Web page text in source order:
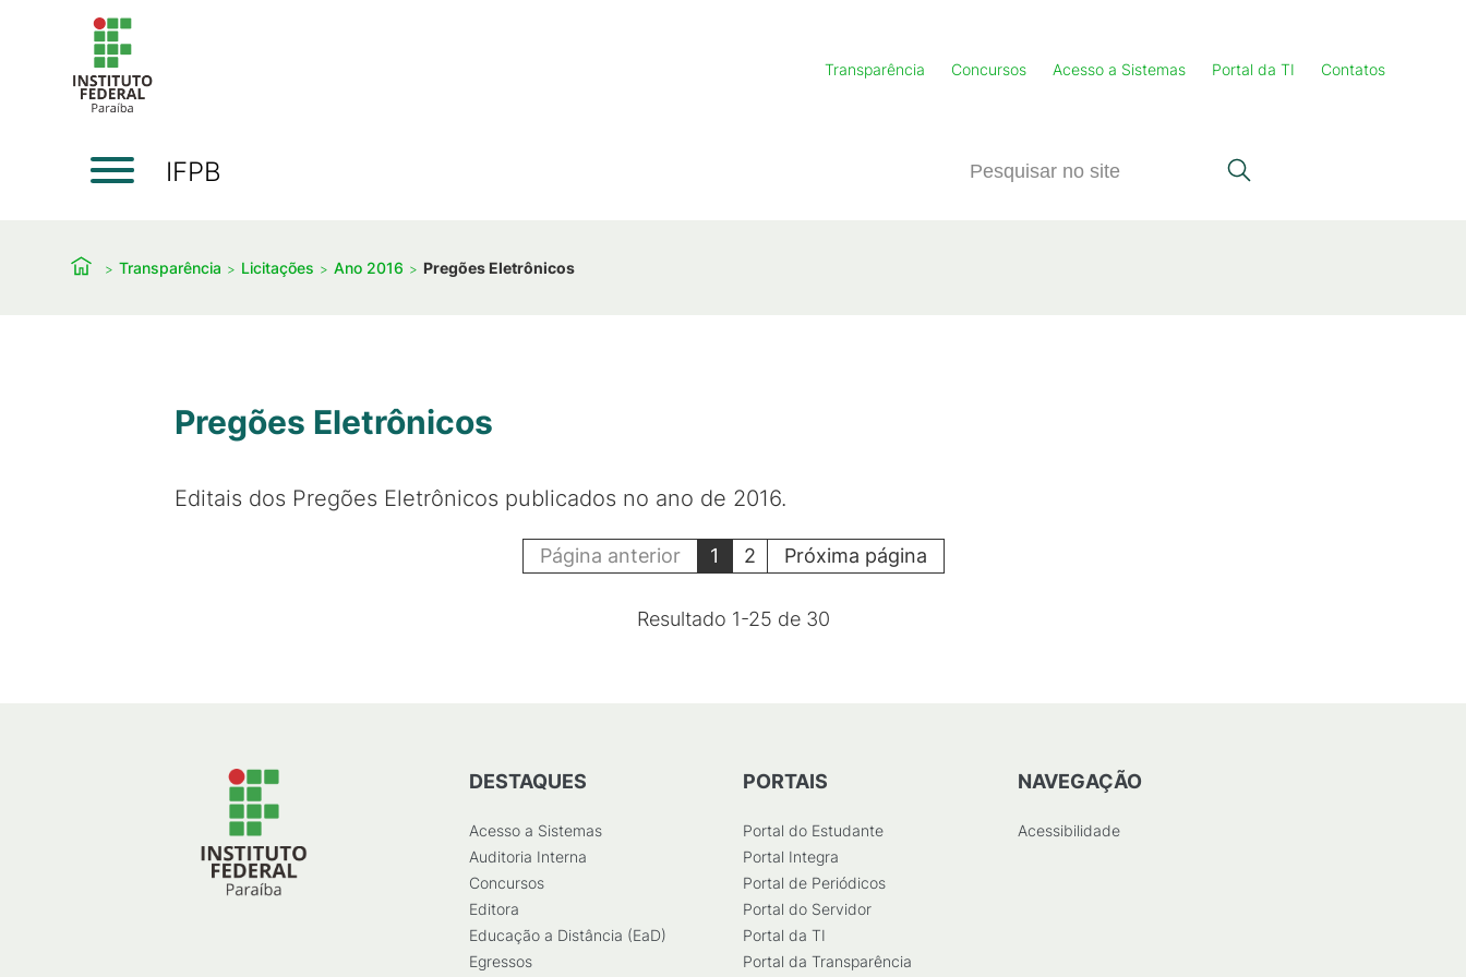
Transparência Concursos Acesso a Sistemas Portal da TI Contatos
IFPB
Transparência Licitações Ano 2016 Pregões Eletrônicos
Pregões Eletrônicos
Editais dos Pregões Eletrônicos publicados no ano de 2016.
Página anterior 1 2 Próxima página
Resultado 1-25 de 30
DESTAQUES
Acesso a Sistemas
Auditoria Interna
Concursos
Editora
Educação a Distância (EaD)
Egressos
PORTAIS
Portal do Estudante
Portal Integra
Portal de Periódicos
Portal do Servidor
Portal da TI
Portal da Transparência
NAVEGAÇÃO
Acessibilidade